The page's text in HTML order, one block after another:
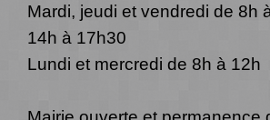
Mardi, jeudi et vendredi de 8h
14h à 17h30
Lundi et mercredi de 8h à 12h